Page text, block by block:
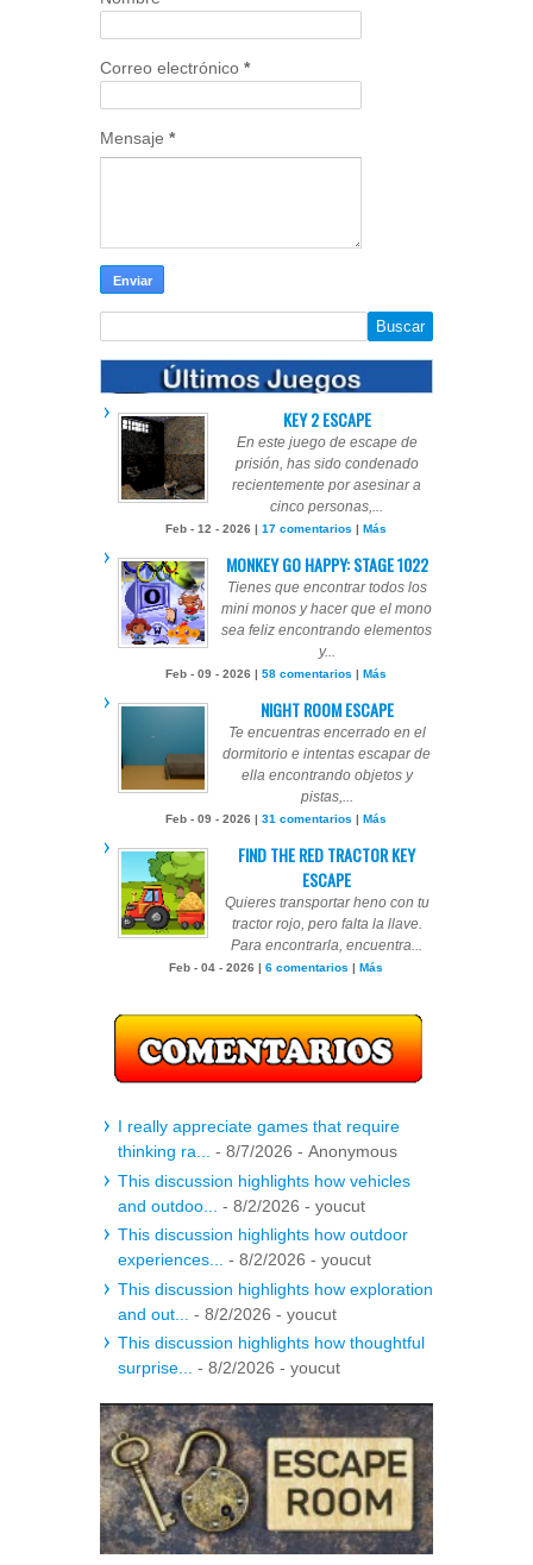
Correo electrónico *
Mensaje *
KEY 2 ESCAPE
En este juego de escape de
prisión, has sido condenado
recientemente por asesinar a
cinco personas,...
Feb - 12 - 2026 | 17 comentarios | Más
MONKEY GO HAPPY: STAGE 1022
Tienes que encontrar todos los
mini monos y hacer que el mono
sea feliz encontrando elementos
y...
Feb - 09 - 2026 | 58 comentarios | Más
NIGHT ROOM ESCAPE
Te encuentras encerrado en el
dormitorio e intentas escapar de
ella encontrando objetos y
pistas,...
Feb - 09 - 2026 | 31 comentarios | Más
FIND THE RED TRACTOR KEY
ESCAPE
Quieres transportar heno con tu
tractor rojo, pero falta la llave.
Para encontrarla, encuentra...
Feb - 04 - 2026 | 6 comentarios | Más
I really appreciate games that require
thinking ra...
- 8/7/2026 - Anonymous
This discussion highlights how vehicles
and outdoo...
- 8/2/2026 - youcut
This discussion highlights how outdoor
experiences...
- 8/2/2026 - youcut
This discussion highlights how exploration
and out...
- 8/2/2026 - youcut
This discussion highlights how thoughtful
surprise...
- 8/2/2026 - youcut